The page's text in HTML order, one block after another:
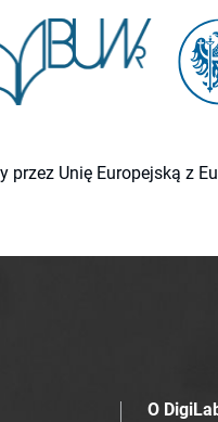
Unię Europejską z
O